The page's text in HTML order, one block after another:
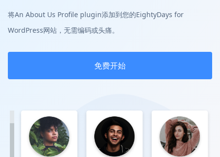
将An About Us Profile plugin添加到您的EightyDays for
WordPress网站，无需编码或头痛。
免费开始